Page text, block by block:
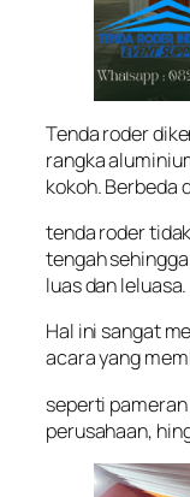
Tenda roder
rangka
kokoh. Berbeda
tenda roder
tengah
luas dan leluasa.
Hal ini sangat
acara yang
seperti
perusahaan,